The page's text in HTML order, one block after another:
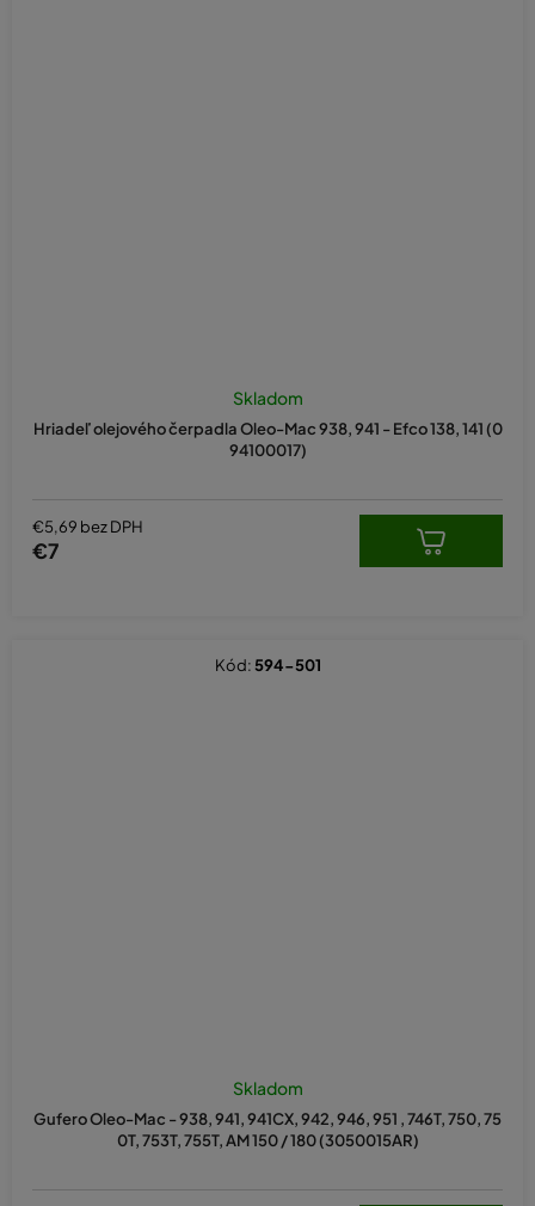
Hriadeľ olejového čerpadla Oleo-Mac 938, 941 - Efco 138, 141 (0
94100017)
Skladom
€5,69 bez DPH
€7
Gufero Oleo-Mac - 938, 941, 941CX, 942, 946, 951 , 746T, 750, 75
0T, 753T, 755T, AM 150 / 180 (3050015AR)
Skladom
Kód: 594-501